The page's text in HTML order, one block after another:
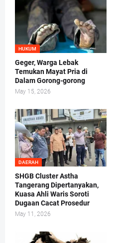
HUKUM
Geger, Warga Lebak
Temukan Mayat Pria di
Dalam Gorong-gorong
May 15, 2026
DAERAH
SHGB Cluster Astha
Tangerang Dipertanyakan,
Kuasa Ahli Waris Soroti
Dugaan Cacat Prosedur
May 11, 2026